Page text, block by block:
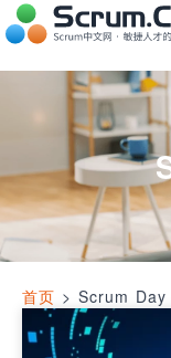
首页 > Scrum Day